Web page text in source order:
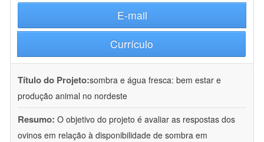
E-mail
Currículo
Título do Projeto:sombra e água fresca: bem estar e
produção animal no nordeste
Resumo: O objetivo do projeto é avaliar as respostas dos
ovinos em relação à disponibilidade de sombra em